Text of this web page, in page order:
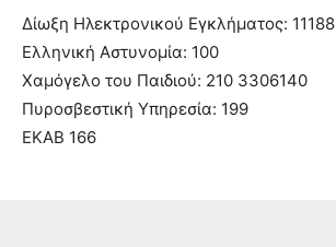
Δίωξη Ηλεκτρονικού Εγκλήματος: 11188
Ελληνική Αστυνομία: 100
Χαμόγελο του Παιδιού: 210 3306140
Πυροσβεστική Υπηρεσία: 199
ΕΚΑΒ 166